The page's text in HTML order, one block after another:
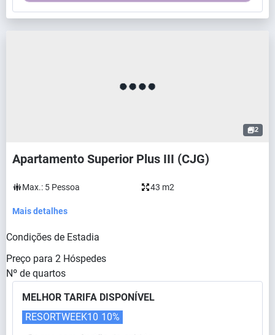
2
Apartamento Superior Plus III (CJG)
Max.: 5 Pessoa 43 m2
Mais detalhes
Condições de Estadia
Preço para 2 Hóspedes
Nº de quartos
MELHOR TARIFA DISPONÍVEL
RESORTWEEK10 10%